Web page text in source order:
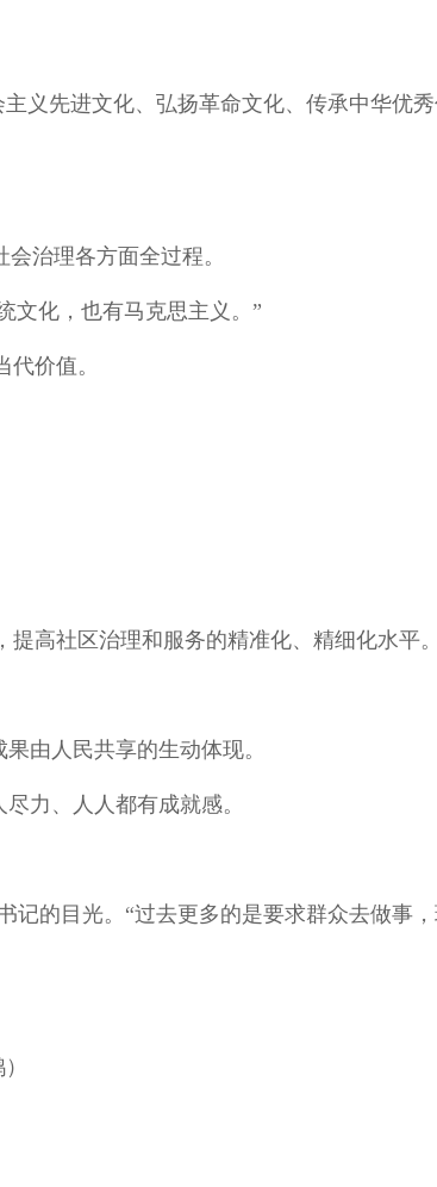
义先进文化、弘扬革命文化、传承中华优
治理各方面全过程。
文化，也有马克思主义。”
价值。
提高社区治理和服务的精准化、精细化水平
由人民共享的生动体现。
力、人人都有成就感。
记的目光。“过去更多的是要求群众去做事